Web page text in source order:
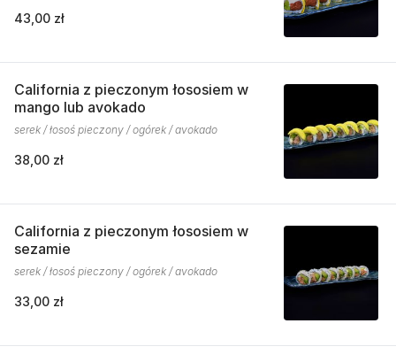
43,00 zł
California z pieczonym łososiem w
mango lub avokado
serek / łosoś pieczony / ogórek / avokado
38,00 zł
California z pieczonym łososiem w
sezamie
serek / łosoś pieczony / ogórek / avokado
33,00 zł